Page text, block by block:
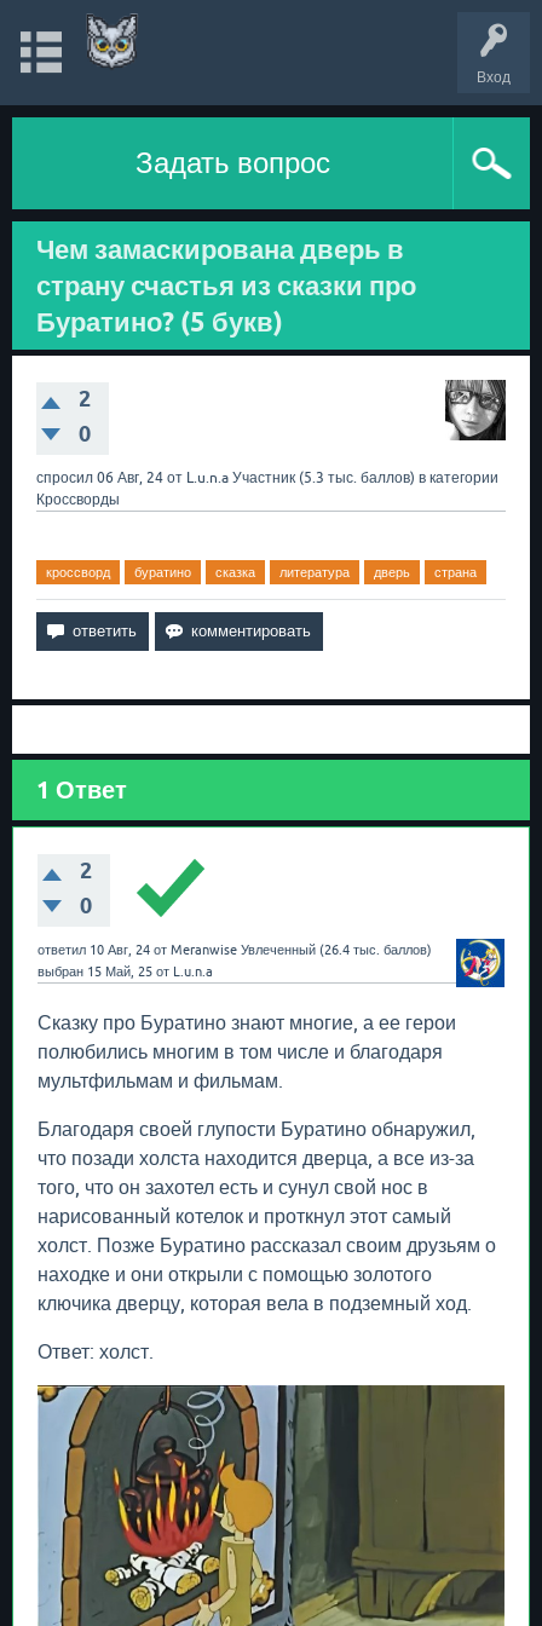
Вход
Задать вопрос
Чем замаскирована дверь в
страну счастья из сказки про
Буратино? (5 букв)
2
0
спросил 06 Авг, 24 от L.u.n.a Участник (5.3 тыс. баллов) в категории
Кроссворды
кроссворд буратино сказка литература дверь страна
1 Ответ
2
0
ответил 10 Авг, 24 от Meranwise Увлеченный (26.4 тыс. баллов)
выбран 15 Май, 25 от L.u.n.a
Сказку про Буратино знают многие, а ее герои
полюбились многим в том числе и благодаря
мультфильмам и фильмам.
Благодаря своей глупости Буратино обнаружил,
что позади холста находится дверца, а все из-за
того, что он захотел есть и сунул свой нос в
нарисованный котелок и проткнул этот самый
холст. Позже Буратино рассказал своим друзьям о
находке и они открыли с помощью золотого
ключика дверцу, которая вела в подземный ход.
Ответ: холст.